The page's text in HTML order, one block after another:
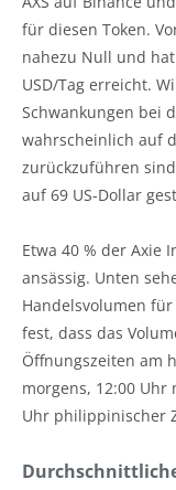
für diesen Token.
nahezu Null und
USD/Tag erreicht.
Schwankungen bei
wahrscheinlich auf
zurückzuführen
auf 69 US-Dollar
Etwa 40 % der Axie
ansässig. Unten
Handelsvolumen
fest, dass das
Öffnungszeiten am
morgens, 12:00 Uhr
Uhr philippinischer